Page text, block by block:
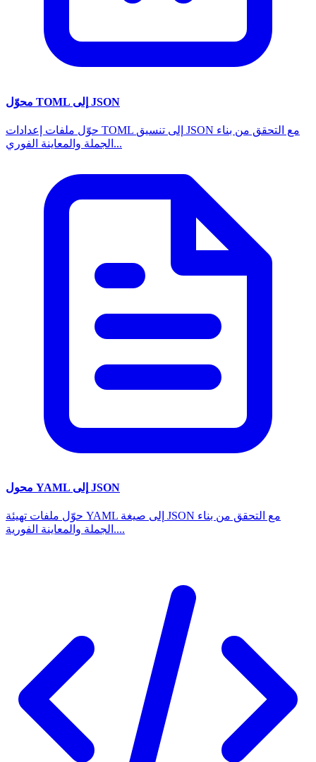
محوّل TOML إلى JSON
حوّل ملفات إعدادات TOML إلى تنسيق JSON مع التحقق من بناء
الجملة والمعاينة الفوري...
محول YAML إلى JSON
حوّل ملفات تهيئة YAML إلى صيغة JSON مع التحقق من بناء
الجملة والمعاينة الفورية....